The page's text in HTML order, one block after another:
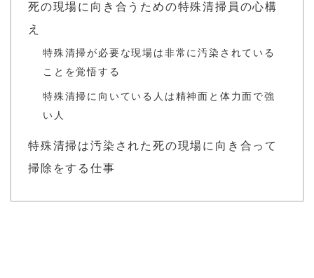
死の現場に向き合うための特殊清掃員の心構
え
特殊清掃が必要な現場は非常に汚染されている
ことを覚悟する
特殊清掃に向いている人は精神面と体力面で強
い人
特殊清掃は汚染された死の現場に向き合って
掃除をする仕事